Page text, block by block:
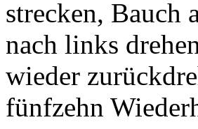
strecken, Bauch
nach links
wieder
fünfzehn